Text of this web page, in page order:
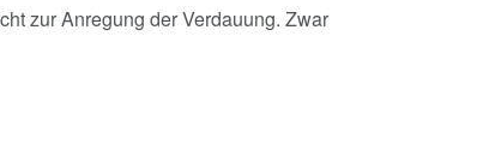
zur Anregung der Verdauung. Zwar